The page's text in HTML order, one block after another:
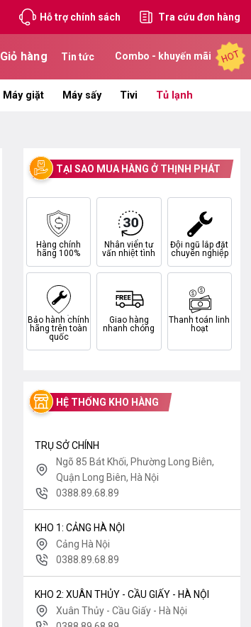
Hỗ trợ chính sách Tra cứu đơn hàng
Giỏ hàng Tin tức Combo - khuyến mãi HOT
Máy giặt Máy sấy Tivi Tủ lạnh
TẠI SAO MUA HÀNG Ở THỊNH PHÁT
Hàng chính
hãng 100%
Nhân viên tư
vấn nhiệt tình
Đội ngũ lắp đặt
chuyên nghiệp
Bảo hành chính
hãng trên toàn
quốc
Giao hàng
nhanh chóng
Thanh toán linh
hoạt
HỆ THỐNG KHO HÀNG
TRỤ SỞ CHÍNH
Ngõ 85 Bát Khối, Phường Long Biên,
Quận Long Biên, Hà Nội
0388.89.68.89
KHO 1: CẢNG HÀ NỘI
Cảng Hà Nội
0388.89.68.89
KHO 2: XUÂN THỦY - CẦU GIẤY - HÀ NỘI
Xuân Thủy - Cầu Giấy - Hà Nội